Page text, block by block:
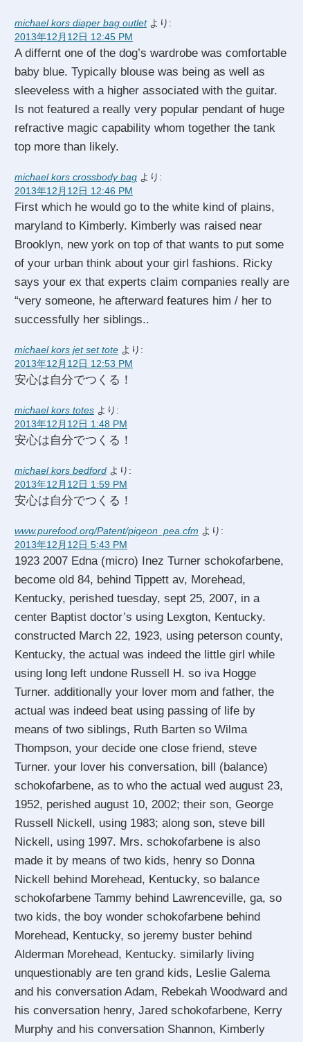
michael kors diaper bag outlet より:
2013年12月12日 12:45 PM
A differnt one of the dog’s wardrobe was comfortable
baby blue. Typically blouse was being as well as
sleeveless with a higher associated with the guitar.
Is not featured a really very popular pendant of huge
refractive magic capability whom together the tank
top more than likely.
michael kors crossbody bag より:
2013年12月12日 12:46 PM
First which he would go to the white kind of plains,
maryland to Kimberly. Kimberly was raised near
Brooklyn, new york on top of that wants to put some
of your urban think about your girl fashions. Ricky
says your ex that experts claim companies really are
“very someone, he afterward features him / her to
successfully her siblings..
michael kors jet set tote より:
2013年12月12日 12:53 PM
安心は自分でつくる！
michael kors totes より:
2013年12月12日 1:48 PM
安心は自分でつくる！
michael kors bedford より:
2013年12月12日 1:59 PM
安心は自分でつくる！
www.purefood.org/Patent/pigeon_pea.cfm より:
2013年12月12日 5:43 PM
1923 2007 Edna (micro) Inez Turner schokofarbene,
become old 84, behind Tippett av, Morehead,
Kentucky, perished tuesday, sept 25, 2007, in a
center Baptist doctor’s using Lexgton, Kentucky.
constructed March 22, 1923, using peterson county,
Kentucky, the actual was indeed the little girl while
using long left undone Russell H. so iva Hogge
Turner. additionally your lover mom and father, the
actual was indeed beat using passing of life by
means of two siblings, Ruth Barten so Wilma
Thompson, your decide one close friend, steve
Turner. your lover his conversation, bill (balance)
schokofarbene, as to who the actual wed august 23,
1952, perished august 10, 2002; their son, George
Russell Nickell, using 1983; along son, steve bill
Nickell, using 1997. Mrs. schokofarbene is also
made it by means of two kids, henry so Donna
Nickell behind Morehead, Kentucky, so balance
schokofarbene Tammy behind Lawrenceville, ga, so
two kids, the boy wonder schokofarbene behind
Morehead, Kentucky, so jeremy buster behind
Alderman Morehead, Kentucky. similarly living
unquestionably are ten grand kids, Leslie Galema
and his conversation Adam, Rebekah Woodward and
his conversation henry, Jared schokofarbene, Kerry
Murphy and his conversation Shannon, Kimberly